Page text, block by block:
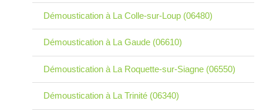
Démoustication à La Colle-sur-Loup (06480)
Démoustication à La Gaude (06610)
Démoustication à La Roquette-sur-Siagne (06550)
Démoustication à La Trinité (06340)